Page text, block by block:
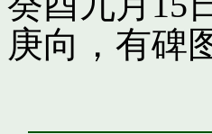
庚向，有碑